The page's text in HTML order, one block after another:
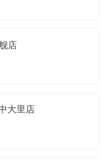
店
大里店